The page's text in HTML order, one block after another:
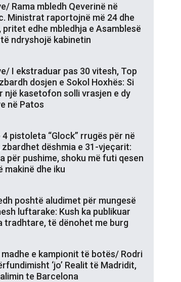
Rama mbledh Qeverinë në
Ministrat raportojnë më 24 dhe
pritet edhe mbledhja e Asamblesë
ndryshojë kabinetin
I ekstraduar pas 30 vitesh, Top
dosjen e Sokol Hoxhës: Si
një kasetofon solli vrasjen e dy
në Patos
4 pistoleta “Glock” rrugës për në
zbardhet dëshmia e 31-vjeçarit:
për pushime, shoku më futi qesen
makinë dhe iku
poshtë aludimet për mungesë
luftarake: Kush ka publikuar
tradhtare, të dënohet me burg
madhe e kampionit të botës/ Rodri
‘jo’ Realit të Madridit,
te Barcelona